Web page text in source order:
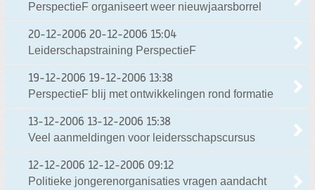
PerspectieF organiseert weer nieuwjaarsborrel
20-12-2006 20-12-2006 15:04
Leiderschapstraining PerspectieF
19-12-2006 19-12-2006 13:38
PerspectieF blij met ontwikkelingen rond formatie
13-12-2006 13-12-2006 15:38
Veel aanmeldingen voor leidersschapscursus
12-12-2006 12-12-2006 09:12
Politieke jongerenorganisaties vragen aandacht